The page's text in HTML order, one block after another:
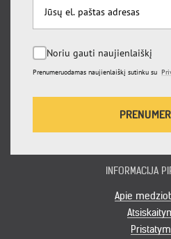
INFORMACIJA
Apie
Noriu gauti naujienlaiškį
Prenumeruodamas naujienlaiškį sutinku su